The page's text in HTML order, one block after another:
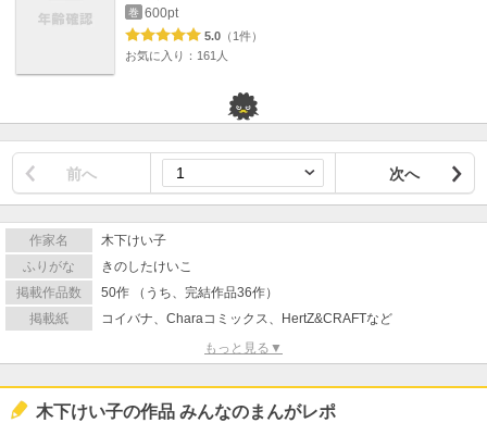
巻 600pt
5.0 （1件）
お気に入り：161人
前へ 次へ
作家名
木下けい子
ふりがな
きのしたけいこ
掲載作品数
50作 （うち、完結作品36作）
掲載紙
コイバナ、Charaコミックス、HertZ&CRAFTなど
もっと見る▼
木下けい子の作品 みんなのまんがレポ